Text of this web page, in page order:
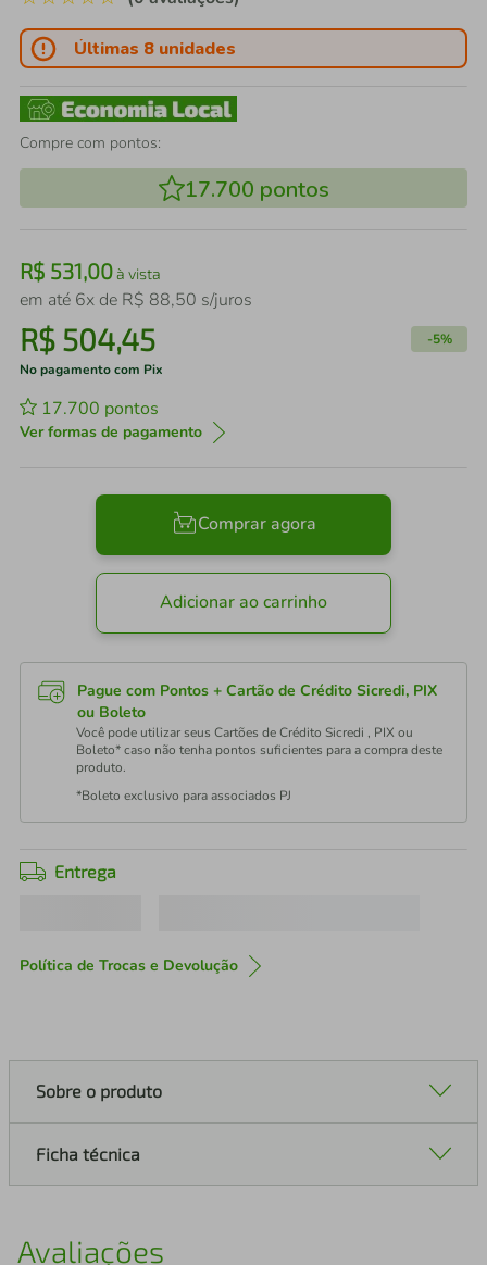
Últimas 8 unidades
Compre com pontos:
17.700 pontos
R$ 531,00à vista
em até 6x de R$ 88,50 s/juros
R$ 504,45 -5%
No pagamento com Pix
17.700 pontos
Ver formas de pagamento
Comprar agora
Adicionar ao carrinho
Pague com Pontos + Cartão de Crédito Sicredi, PIX
ou Boleto
Você pode utilizar seus Cartões de Crédito Sicredi , PIX ou
Boleto* caso não tenha pontos suficientes para a compra deste
produto.
*Boleto exclusivo para associados PJ
Entrega
Política de Trocas e Devolução
Sobre o produto
Ficha técnica
Avaliações